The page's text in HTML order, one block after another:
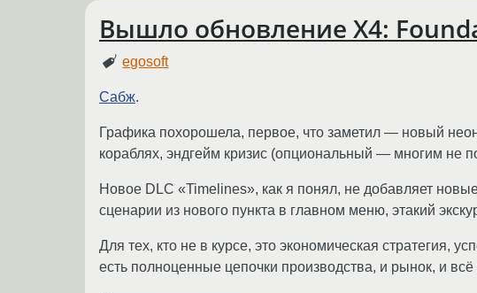
Вышло обновление X4:
egosoft
Сабж.
Графика похорошела, первое, что заметил — новый
кораблях, эндгейм кризис (опциональный — многим
Новое DLC «Timelines», как я понял, не добавляет
сценарии из нового пункта в главном меню, этакий
Для тех, кто не в курсе, это экономическая стратегия,
есть полноценные цепочки производства, и рынок, и